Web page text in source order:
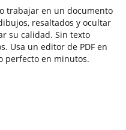
trabajar en un documento
resaltados y ocultar
su calidad. Sin texto
Usa un editor de PDF en
perfecto en minutos.